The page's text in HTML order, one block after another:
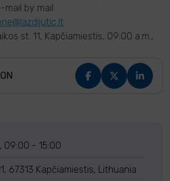
mail by mail
st. 11, Kapčiamiestis, 09:00 a.m.,
09:00 - 15:00
67313 Kapčiamiestis, Lithuania